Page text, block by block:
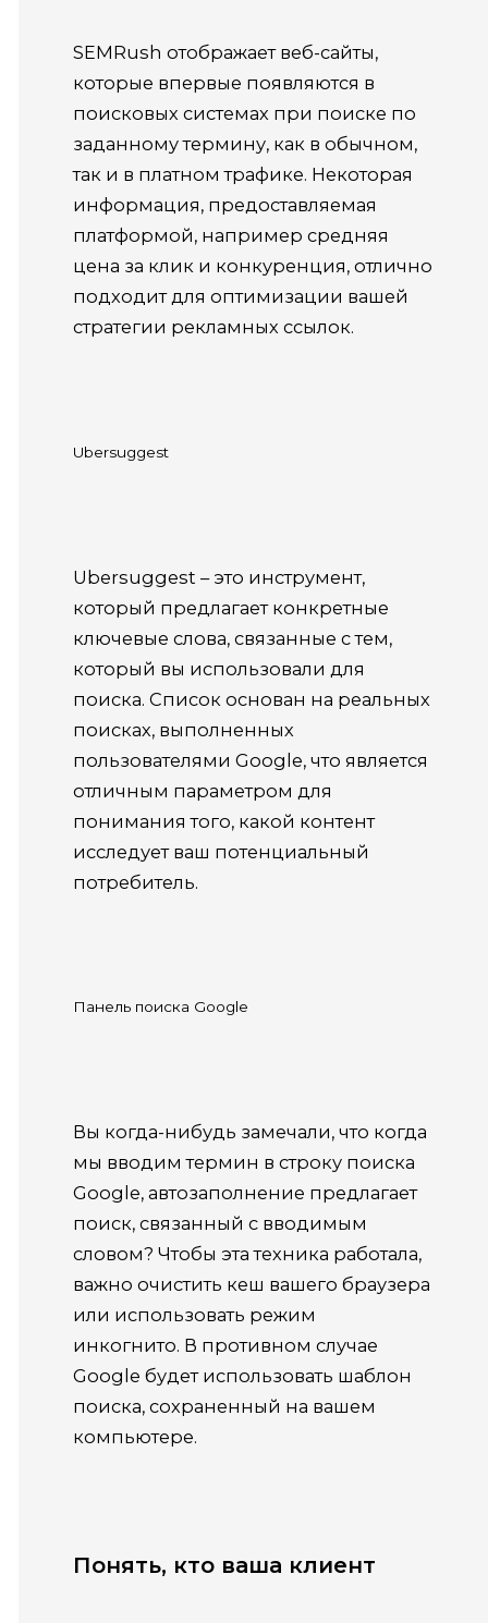
SEMRush отображает веб-сайты,
которые впервые появляются в
поисковых системах при поиске по
заданному термину, как в обычном,
так и в платном трафике. Некоторая
информация, предоставляемая
платформой, например средняя
цена за клик и конкуренция, отлично
подходит для оптимизации вашей
стратегии рекламных ссылок.
Ubersuggest
Ubersuggest – это инструмент,
который предлагает конкретные
ключевые слова, связанные с тем,
который вы использовали для
поиска. Список основан на реальных
поисках, выполненных
пользователями Google, что является
отличным параметром для
понимания того, какой контент
исследует ваш потенциальный
потребитель.
Панель поиска Google
Вы когда-нибудь замечали, что когда
мы вводим термин в строку поиска
Google, автозаполнение предлагает
поиск, связанный с вводимым
словом? Чтобы эта техника работала,
важно очистить кеш вашего браузера
или использовать режим
инкогнито. В противном случае
Google будет использовать шаблон
поиска, сохраненный на вашем
компьютере.
Понять, кто ваша клиент